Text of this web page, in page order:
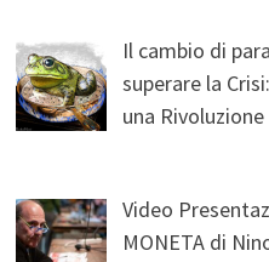
Il cambio di
superare la
una
Video
MONETA di